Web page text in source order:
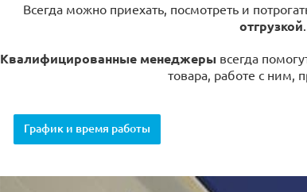
Всегда можно приехать, посмотреть и
отгрузкой.
Квалифицированные менеджеры всегда
товара, работе с ним,
График и время работы